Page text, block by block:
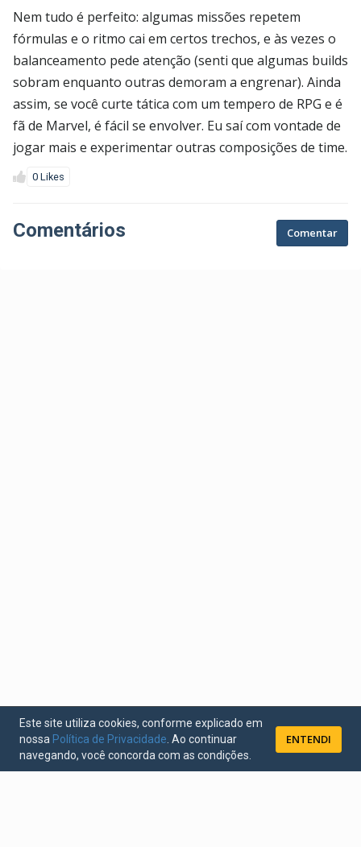
Nem tudo é perfeito: algumas missões repetem
fórmulas e o ritmo cai em certos trechos, e às vezes o
balanceamento pede atenção (senti que algumas builds
sobram enquanto outras demoram a engrenar). Ainda
assim, se você curte tática com um tempero de RPG e é
fã de Marvel, é fácil se envolver. Eu saí com vontade de
jogar mais e experimentar outras composições de time.
0 Likes
Comentários Comentar
Este site utiliza cookies, conforme explicado em
nossa Política de Privacidade . Ao continuar
navegando, você concorda com as condições.
ENTENDI